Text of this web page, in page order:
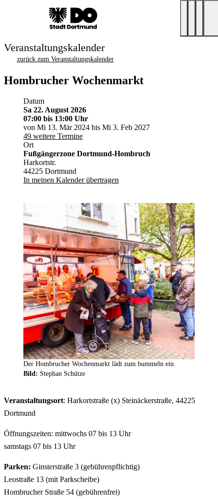
Veranstaltungskalender
zurück zum Veranstaltungskalender
Hombrucher Wochenmarkt
Datum
Sa 22. August 2026
07:00 bis 13:00 Uhr
von Mi 13. Mär 2024 bis Mi 3. Feb 2027
49 weitere Termine
Ort
Fußgängerzone Dortmund-Hombruch
Harkortstr.
44225 Dortmund
In meinen Kalender übertragen
Der Hombrucher Wochenmarkt lädt zum bummeln ein.
Bild: Stephan Schütze
Veranstaltungsort: Harkortstraße (x) Steinäckerstraße, 44225
Dortmund
Öffnungszeiten: mittwochs 07 bis 13 Uhr
samstags 07 bis 13 Uhr
Parken: Ginsterstraße 3 (gebührenpflichtig)
Leostraße 13 (mit Parkscheibe)
Hombrucher Straße 54 (gebührenfrei)